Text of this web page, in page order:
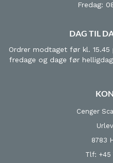
Fredag:
DAG TIL
Ordrer modtaget før kl.
fredage og dage før
Cenger
8783
Tlf: +45